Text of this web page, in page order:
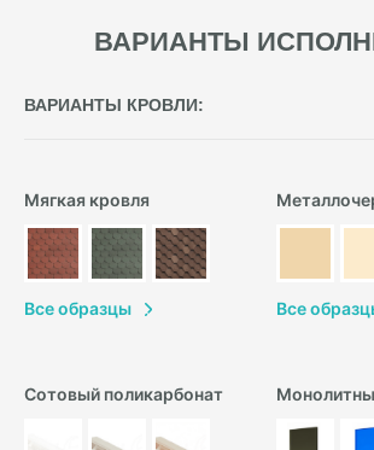
ВАРИАНТЫ
ВАРИАНТЫ КРОВЛИ:
Мягкая кровля
Все образцы Все
Сотовый поликарбонат